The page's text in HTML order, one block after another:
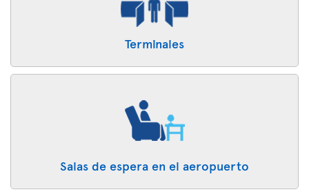
Terminales
Salas de espera en el aeropuerto